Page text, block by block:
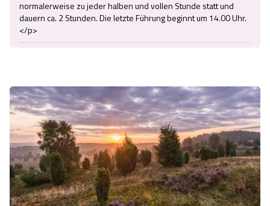
normalerweise zu jeder halben und vollen Stunde statt und
dauern ca. 2 Stunden. Die letzte Führung beginnt um 14.00 Uhr.
</p>